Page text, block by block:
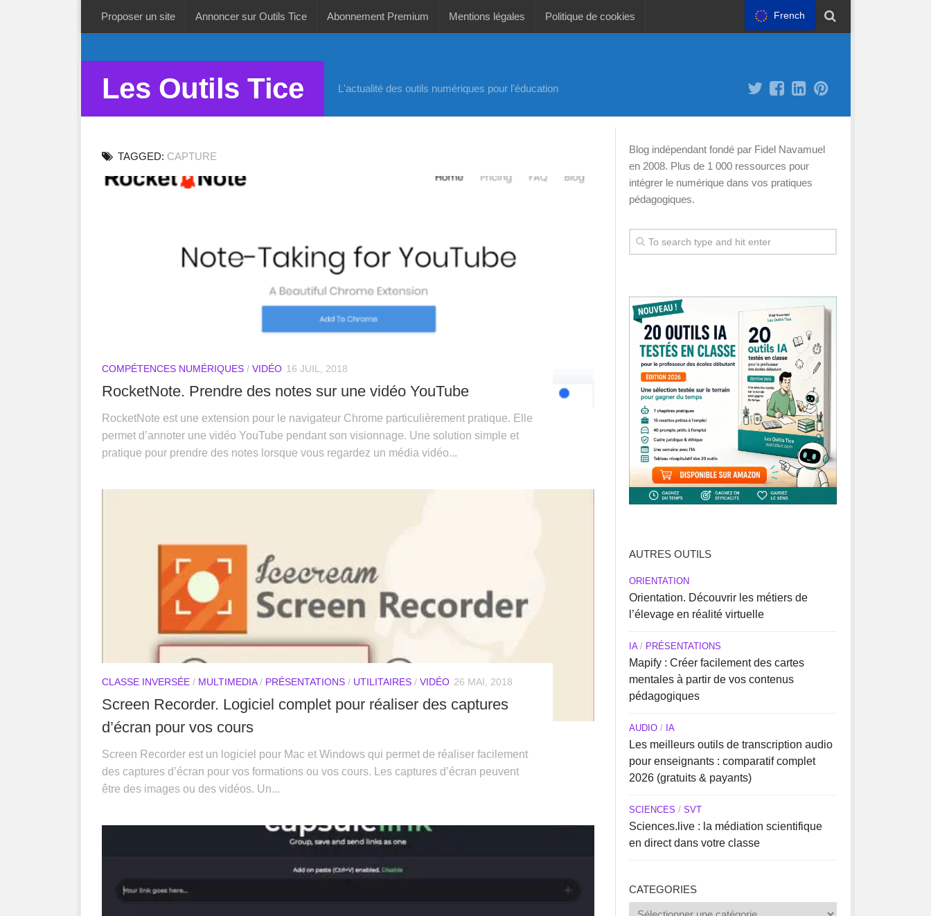
Proposer un site Annoncer sur Outils Tice Abonnement Premium Mentions légales Politique de cookies
Les Outils Tice L'actualité des outils numériques pour l'éducation
TAGGED: CAPTURE
COMPÉTENCES NUMÉRIQUES/ VIDÉO 16 JUIL, 2018
RocketNote. Prendre des notes sur une vidéo YouTube
RocketNote est une extension pour le navigateur Chrome particulièrement pratique. Elle
permet d’annoter une vidéo YouTube pendant son visionnage. Une solution simple et
pratique pour prendre des notes lorsque vous regardez un média vidéo...
CLASSE INVERSÉE/ MULTIMEDIA/ PRÉSENTATIONS/ UTILITAIRES/ VIDÉO 26 MAI, 2018
Screen Recorder. Logiciel complet pour réaliser des captures
d’écran pour vos cours
Screen Recorder est un logiciel pour Mac et Windows qui permet de réaliser facilement
des captures d’écran pour vos formations ou vos cours. Les captures d’écran peuvent
être des images ou des vidéos. Un...
Blog indépendant fondé par Fidel Navamuel
en 2008. Plus de 1 000 ressources pour
intégrer le numérique dans vos pratiques
pédagogiques.
AUTRES OUTILS
ORIENTATION
Orientation. Découvrir les métiers de
l’élevage en réalité virtuelle
IA/ PRÉSENTATIONS
Mapify : Créer facilement des cartes
mentales à partir de vos contenus
pédagogiques
AUDIO/ IA
Les meilleurs outils de transcription audio
pour enseignants : comparatif complet
2026 (gratuits & payants)
SCIENCES / SVT
Sciences.live : la médiation scientifique
en direct dans votre classe
CATEGORIES
Categories
French